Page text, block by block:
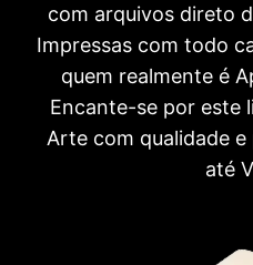
com arquivos direto
Impressas com todo
quem realmente é
Encante-se por este
Arte com qualidade
até